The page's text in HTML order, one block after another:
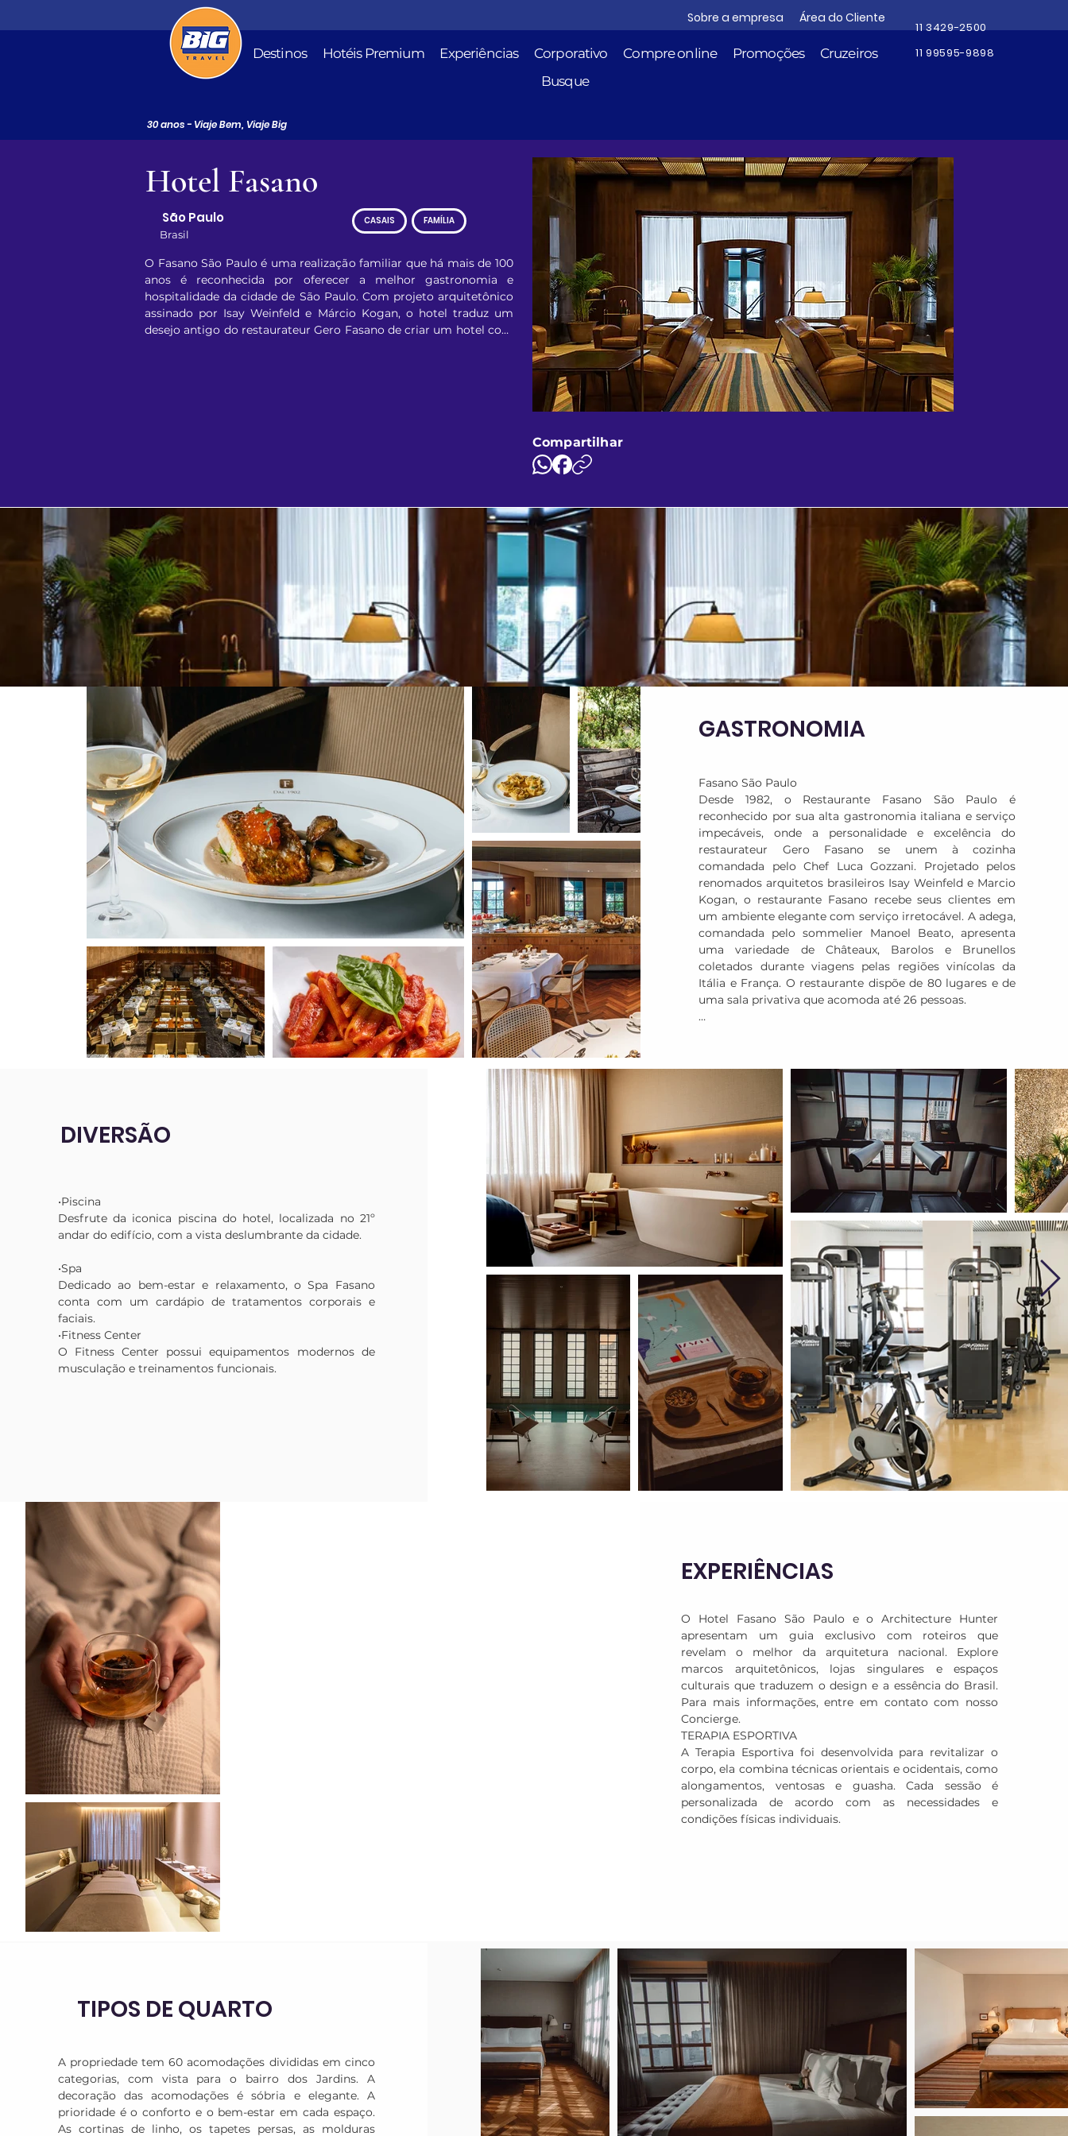
Sobre a empresa Área do Cliente
Destinos Hotéis Premium Experiências Corporativo Compre online Promoções
Cruzeiros
Busque
11 3429-2500
11 99595-9898
30 anos - Viaje Bem, Viaje Big
Hotel Fasano
São Paulo
Brasil
CASAIS FAMÍLIA
O Fasano São Paulo é uma realização familiar que há mais de 100
anos é reconhecida por oferecer a melhor gastronomia e
hospitalidade da cidade de São Paulo. Com projeto arquitetônico
assinado por Isay Weinfeld e Márcio Kogan, o hotel traduz um
desejo antigo do restaurateur Gero Fasano de criar um hotel com
Compartilhar
GASTRONOMIA
Fasano São Paulo
Desde 1982, o Restaurante Fasano São Paulo é
reconhecido por sua alta gastronomia italiana e serviço
impecáveis, onde a personalidade e excelência do
restaurateur Gero Fasano se unem à cozinha
comandada pelo Chef Luca Gozzani. Projetado pelos
renomados arquitetos brasileiros Isay Weinfeld e Marcio
Kogan, o restaurante Fasano recebe seus clientes em
um ambiente elegante com serviço irretocável. A adega,
comandada pelo sommelier Manoel Beato, apresenta
uma variedade de Châteaux, Barolos e Brunellos
coletados durante viagens pelas regiões vinícolas da
Itália e França. O restaurante dispõe de 80 lugares e de
uma sala privativa que acomoda até 26 pessoas.
mundo, o Baretto mantém, como sempre, sua
atmosfera discreta e aconchegante. O bar do Hotel
Fasano traz para o público paulistano artistas de calibre
mundial, que outrora só poderiam ser vistos em grandes
casas de shows, seguindo a fórmula que já fez história
em lugares míticos como o Algonquin e o Carlyle em
Nova York. Já passaram pelo Baretto: Caetano Veloso,
Maria Rita, Marina Lima, Edu Lobo, Terence Blanchard,
Ney Matogrosso, Lobão, Fernanda Abreu e Bebel
Gilberto, só para citar alguns. Em todos os casos, a
sensação de cumplicidade junto à platéia foi a mesma:
sem o stress das grandes performances e com a
comodidade do padrão de hospitalidade Fasano.
Nonno Ruggero
Aberto todos os dias para café da manhã, almoço e
jantar, o Nonno Ruggero fica no primeiro andar do Hotel
Fasano São Paulo, com uma agradável varanda
debruçada sobre a Rua Vittorio Fasano e o bairro dos
Jardins. O ambiente informal é a interpretação de Gero
Fasano de uma verdadeira trattoria italiana. Durante o
almoço, conta com o buffet de saladas e antepastos e o
menu com pratos quentes como costoletta alla
milanese e raviolini di mozzarella di bufala al pomodoro
e basilico.
DIVERSÃO
•Piscina
Desfrute da iconica piscina do hotel, localizada no 21º
andar do edifício, com a vista deslumbrante da cidade.
•Spa
Dedicado ao bem-estar e relaxamento, o Spa Fasano
conta com um cardápio de tratamentos corporais e
faciais.
•Fitness Center
O Fitness Center possui equipamentos modernos de
musculação e treinamentos funcionais.
EXPERIÊNCIAS
O Hotel Fasano São Paulo e o Architecture Hunter
apresentam um guia exclusivo com roteiros que
revelam o melhor da arquitetura nacional. Explore
marcos arquitetônicos, lojas singulares e espaços
culturais que traduzem o design e a essência do Brasil.
Para mais informações, entre em contato com nosso
Concierge.
TERAPIA ESPORTIVA
A Terapia Esportiva foi desenvolvida para revitalizar o
corpo, ela combina técnicas orientais e ocidentais, como
alongamentos, ventosas e guasha. Cada sessão é
personalizada de acordo com as necessidades e
condições físicas individuais.
TIPOS DE QUARTO
A propriedade tem 60 acomodações divididas em cinco
categorias, com vista para o bairro dos Jardins. A
decoração das acomodações é sóbria e elegante. A
prioridade é o conforto e o bem-estar em cada espaço.
As cortinas de linho, os tapetes persas, as molduras